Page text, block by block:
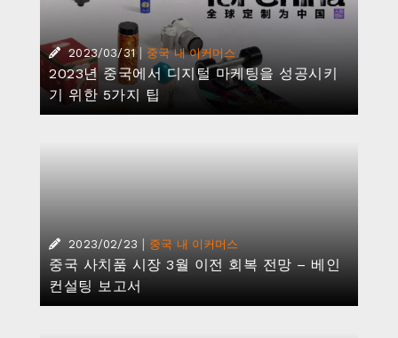
2023/03/31 | 중국 내 이커머스
2023년 중국에서 디지털 마케팅을 성공시키
기 위한 5가지 팁
2023/02/23 | 중국 내 이커머스
중국 사치품 시장 3월 이전 회복 전망 – 베인
컨설팅 보고서